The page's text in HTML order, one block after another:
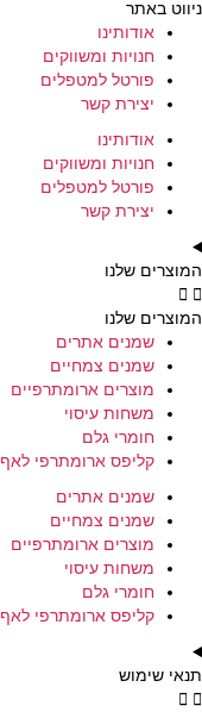
ניווט באתר
אודותינו
חנויות ומשווקים
פורטל למטפלים
יצירת קשר
אודותינו
חנויות ומשווקים
פורטל למטפלים
יצירת קשר
המוצרים שלנו
המוצרים שלנו
שמנים אתרים
שמנים צמחיים
מוצרים ארומתרפיים
משחות עיסוי
חומרי גלם
קליפס ארומתרפי לאף
שמנים אתרים
שמנים צמחיים
מוצרים ארומתרפיים
משחות עיסוי
חומרי גלם
קליפס ארומתרפי לאף
תנאי שימוש